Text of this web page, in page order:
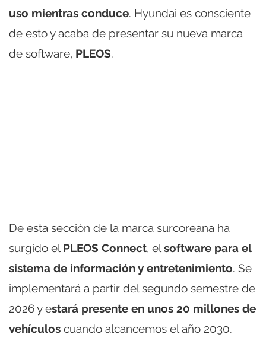
uso mientras conduce. Hyundai es consciente
de esto y acaba de presentar su nueva marca
de software, PLEOS.
De esta sección de la marca surcoreana ha
surgido el PLEOS Connect, elsoftware para el
sistema de información y entretenimiento. Se
implementará a partir del segundo semestre de
2026 y estará presente en unos 20 millones de
vehículos cuando alcancemos el año 2030.